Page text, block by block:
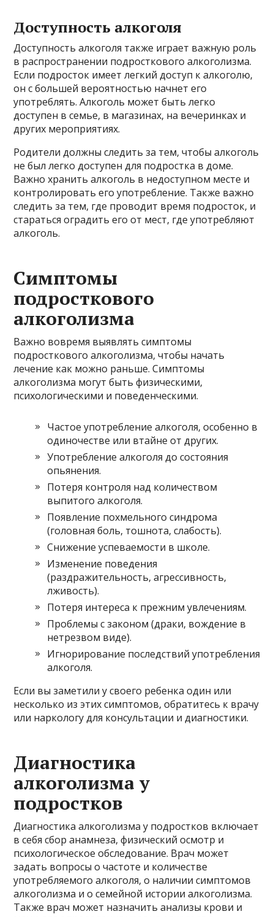
Доступность алкоголя
Доступность алкоголя также играет важную роль
в распространении подросткового алкоголизма.
Если подросток имеет легкий доступ к алкоголю,
он с большей вероятностью начнет его
употреблять. Алкоголь может быть легко
доступен в семье, в магазинах, на вечеринках и
других мероприятиях.
Родители должны следить за тем, чтобы алкоголь
не был легко доступен для подростка в доме.
Важно хранить алкоголь в недоступном месте и
контролировать его употребление. Также важно
следить за тем, где проводит время подросток, и
стараться оградить его от мест, где употребляют
алкоголь.
Симптомы
подросткового
алкоголизма
Важно вовремя выявлять симптомы
подросткового алкоголизма, чтобы начать
лечение как можно раньше. Симптомы
алкоголизма могут быть физическими,
психологическими и поведенческими.
Частое употребление алкоголя, особенно в
одиночестве или втайне от других.
Употребление алкоголя до состояния
опьянения.
Потеря контроля над количеством
выпитого алкоголя.
Появление похмельного синдрома
(головная боль, тошнота, слабость).
Снижение успеваемости в школе.
Изменение поведения
(раздражительность, агрессивность,
лживость).
Потеря интереса к прежним увлечениям.
Проблемы с законом (драки, вождение в
нетрезвом виде).
Игнорирование последствий употребления
алкоголя.
Если вы заметили у своего ребенка один или
несколько из этих симптомов, обратитесь к врачу
или наркологу для консультации и диагностики.
Диагностика
алкоголизма у
подростков
Диагностика алкоголизма у подростков включает
в себя сбор анамнеза, физический осмотр и
психологическое обследование. Врач может
задать вопросы о частоте и количестве
употребляемого алкоголя, о наличии симптомов
алкоголизма и о семейной истории алкоголизма.
Также врач может назначить анализы крови и